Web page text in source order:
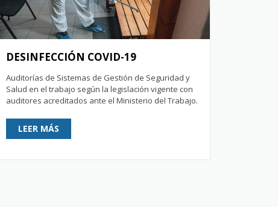
DESINFECCIÓN COVID-19
Auditorías de Sistemas de Gestión de Seguridad y
Salud en el trabajo según la legislación vigente con
auditores acreditados ante el Ministerio del Trabajo.
LEER MÁS